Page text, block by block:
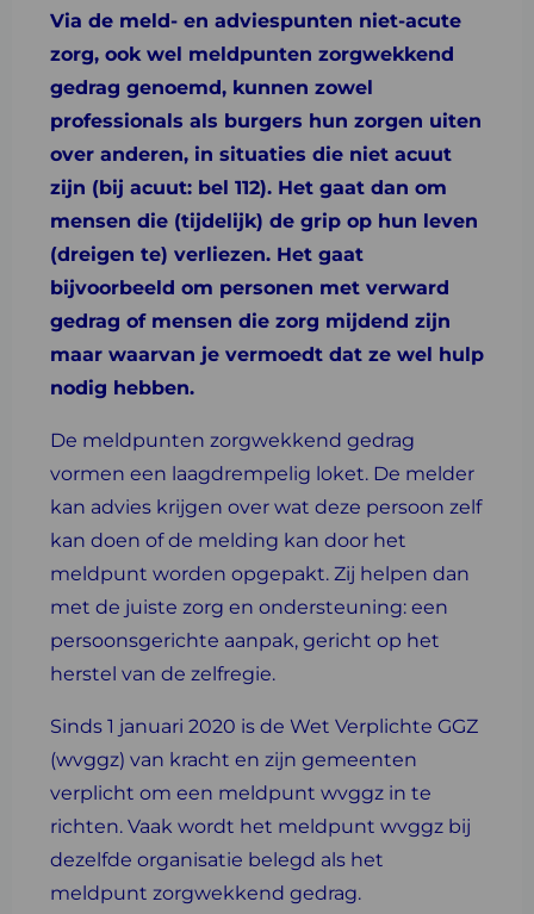
Via de meld- en adviespunten niet-acute
zorg, ook wel meldpunten zorgwekkend
gedrag genoemd, kunnen zowel
professionals als burgers hun zorgen uiten
over anderen, in situaties die niet acuut
zijn (bij acuut: bel 112). Het gaat dan om
mensen die (tijdelijk) de grip op hun leven
(dreigen te) verliezen. Het gaat
bijvoorbeeld om personen met verward
gedrag of mensen die zorg mijdend zijn
maar waarvan je vermoedt dat ze wel hulp
nodig hebben.
De meldpunten zorgwekkend gedrag
vormen een laagdrempelig loket. De melder
kan advies krijgen over wat deze persoon zelf
kan doen of de melding kan door het
meldpunt worden opgepakt. Zij helpen dan
met de juiste zorg en ondersteuning: een
persoonsgerichte aanpak, gericht op het
herstel van de zelfregie.
Sinds 1 januari 2020 is de Wet Verplichte GGZ
(wvggz) van kracht en zijn gemeenten
verplicht om een meldpunt wvggz in te
richten. Vaak wordt het meldpunt wvggz bij
dezelfde organisatie belegd als het
meldpunt zorgwekkend gedrag.